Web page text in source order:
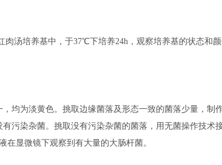
汤培养基中，于37℃下培养24h，观察培养基的状态和颜
均为淡黄色。挑取边缘菌落及形态一致的菌落少量，制
污染杂菌。挑取没有污染杂菌的菌落，用无菌操作技术
在显微镜下观察到有大量的大肠杆菌。